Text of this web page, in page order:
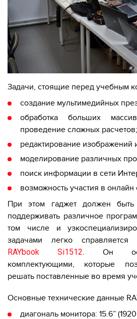
Задачи, стоящие перед учебным
создание мультимедийных
обработка больших
проведение сложных расчетов;
редактирование изображений
моделирование различных
поиск информации в сети
возможность участия в
При этом гаджет должен
поддерживать различное
том числе и
задачами легко справляется
RAYbook Si1512. Он
комплектующими, которые
решать поставленные во время
Основные технические данные
диагональ монитора: 15.6”